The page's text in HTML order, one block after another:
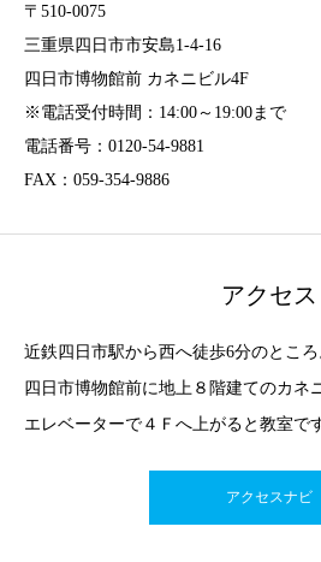
〒510-0075
三重県四日市市安島1-4-16
四日市博物館前 カネニビル4F
※電話受付時間：14:00～19:00まで
電話番号：0120-54-9881
FAX：059-354-9886
アクセス
近鉄四日市駅から西へ徒歩6分のところ
四日市博物館前に地上８階建てのカネ
エレベーターで４Ｆへ上がると教室で
アクセスナビ